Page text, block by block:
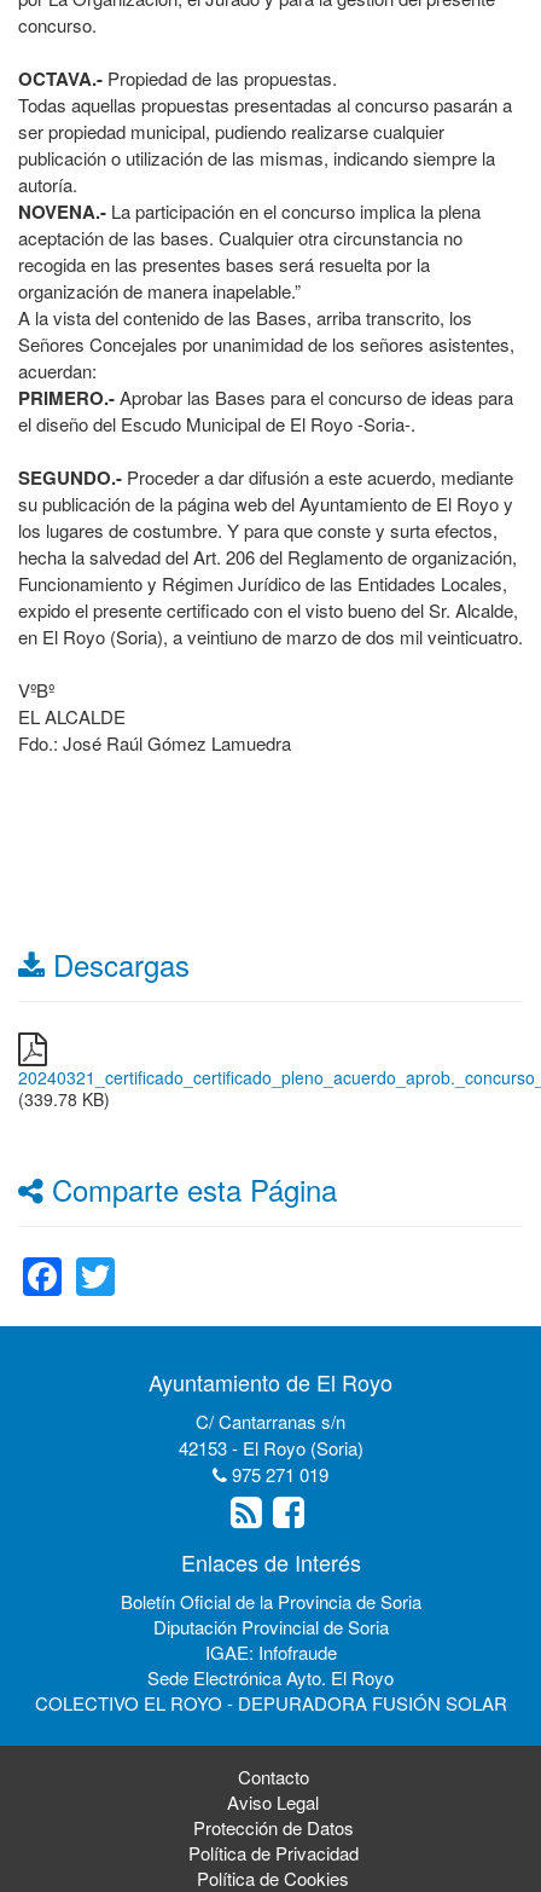
concurso.
OCTAVA.- Propiedad de las propuestas.
Todas aquellas propuestas presentadas al concurso pasarán a
ser propiedad municipal, pudiendo realizarse cualquier
publicación o utilización de las mismas, indicando siempre la
autoría.
NOVENA.- La participación en el concurso implica la plena
aceptación de las bases. Cualquier otra circunstancia no
recogida en las presentes bases será resuelta por la
organización de manera inapelable.”
A la vista del contenido de las Bases, arriba transcrito, los
Señores Concejales por unanimidad de los señores asistentes,
acuerdan:
PRIMERO.-Aprobar las Bases para el concurso de ideas para
el diseño del Escudo Municipal de El Royo -Soria-.
SEGUNDO.- Proceder a dar difusión a este acuerdo, mediante
su publicación de la página web del Ayuntamiento de El Royo y
los lugares de costumbre. Y para que conste y surta efectos,
hecha la salvedad del Art. 206 del Reglamento de organización,
Funcionamiento y Régimen Jurídico de las Entidades Locales,
expido el presente certificado con el visto bueno del Sr. Alcalde,
en El Royo (Soria), a veintiuno de marzo de dos mil veinticuatro.
VºBº
EL ALCALDE
Fdo.: José Raúl Gómez Lamuedra
Descargas
(339.78 KB)
Comparte esta Página
Facebook
Ayuntamiento de El Royo
C/ Cantarranas s/n
42153 - El Royo (Soria)
975 271 019
Enlaces de Interés
Boletín Oficial de la Provincia de Soria
Diputación Provincial de Soria
IGAE: Infofraude
Sede Electrónica Ayto. El Royo
COLECTIVO EL ROYO - DEPURADORA FUSIÓN SOLAR
Contacto
Aviso Legal
Protección de Datos
Política de Privacidad
Política de Cookies